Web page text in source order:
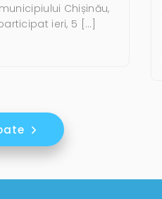
Chișinău,
ieri, 5 […]